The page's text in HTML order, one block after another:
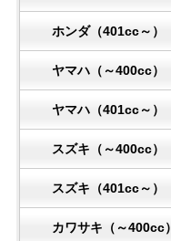
ホンダ（401cc～）
ヤマハ（～400cc）
ヤマハ（401cc～）
スズキ（～400cc）
スズキ（401cc～）
カワサキ（～400cc）